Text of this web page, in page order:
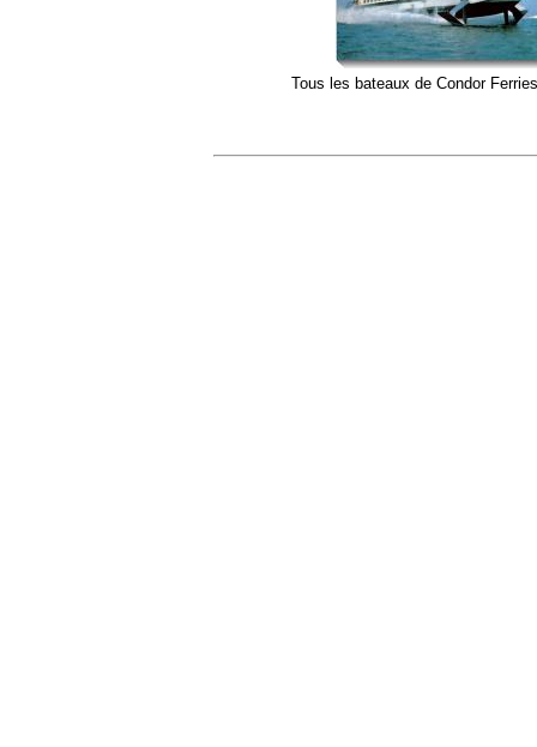
Tous les bateaux de Condor